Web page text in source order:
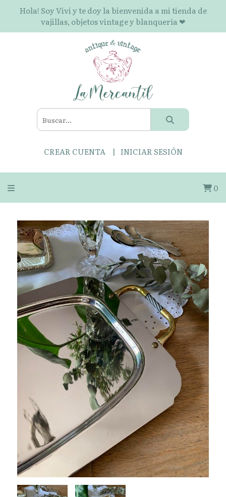
Hola! Soy Vivi y te doy la bienvenida a mi tienda de
vajillas, objetos vintage y blanquería ❤
CREAR CUENTA INICIAR SESIÓN
0